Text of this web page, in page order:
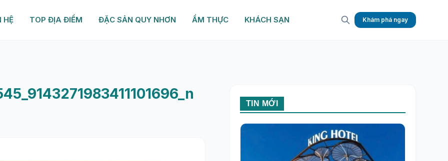
HỆ TOP ĐỊA ĐIỂM ĐẶC SẢN QUY NHƠN ẨM THỰC KHÁCH SẠN Khám phá ngay
TIN MỚI